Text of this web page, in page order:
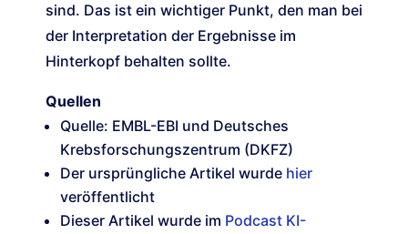
sind. Das ist ein wichtiger Punkt, den man bei
der Interpretation der Ergebnisse im
Hinterkopf behalten sollte.
Quellen
Quelle: EMBL-EBI und Deutsches
Krebsforschungszentrum (DKFZ)
Der ursprüngliche Artikel wurde hier
veröffentlicht
Dieser Artikel wurde im Podcast KI-